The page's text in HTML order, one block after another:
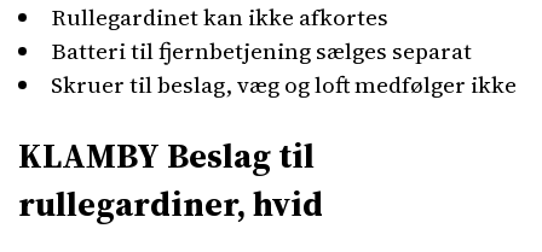
Rullegardinet kan ikke afkortes
Batteri til fjernbetjening sælges separat
Skruer til beslag, væg og loft medfølger ikke
KLAMBY Beslag til
rullegardiner, hvid